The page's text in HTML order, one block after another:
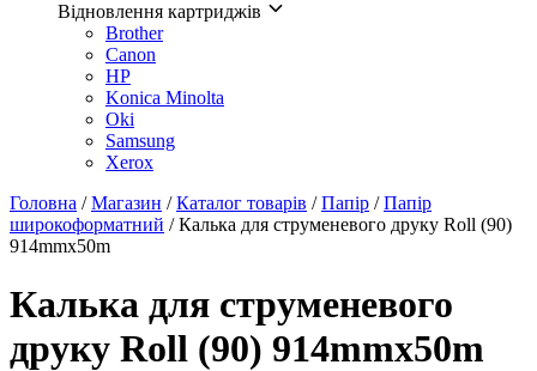
Відновлення картриджів
Brother
Canon
HP
Konica Minolta
Oki
Samsung
Xerox
Головна /Магазин /Каталог товарів /Папір /Папір
широкоформатний / Калька для струменевого друку Roll (90)
914mmх50m
Калька для струменевого
друку Roll (90) 914mmх50m